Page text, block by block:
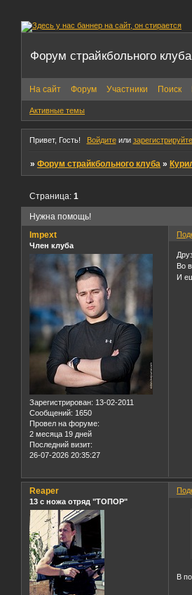
Форум страйкбольного клуба
На сайт Форум Участники Поиск
Активные темы
Привет, Гость! Войдитеили
»Форум страйкбольного клуба »
Нужна помощь!
Страница:1
Impext
Член клуба
Зарегистрирован: 13-02-2011
Сообщений: 1650
Провел на форуме:
2 месяца 19 дней
Последний визит:
26-07-2026 20:35:27
Во
И
Reaper
13 с ножа отряд "ТОПОР"
В